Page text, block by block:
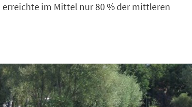
im Mittel nur 80 % der mittleren